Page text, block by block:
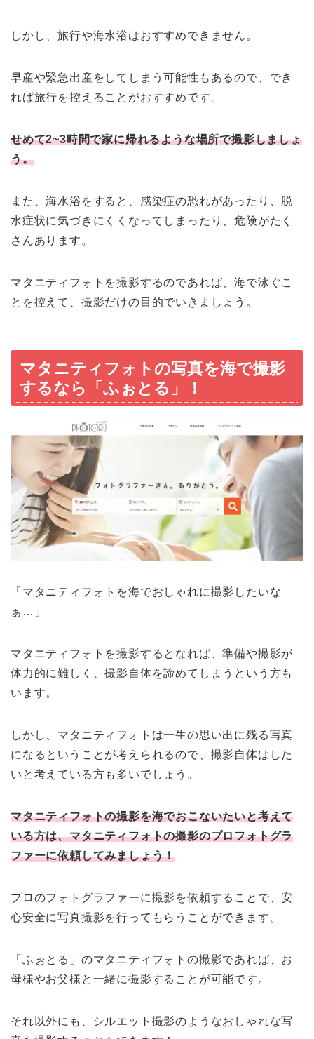
しかし、旅行や海水浴はおすすめできません。
早産や緊急出産をしてしまう可能性もあるので、でき
れば旅行を控えることがおすすめです。
せめて2~3時間で家に帰れるような場所で撮影しましょ
う。
また、海水浴をすると、感染症の恐れがあったり、脱
水症状に気づきにくくなってしまったり、危険がたく
さんあります。
マタニティフォトを撮影するのであれば、海で泳ぐこ
とを控えて、撮影だけの目的でいきましょう。
マタニティフォトの写真を海で撮影
するなら「ふぉとる」！
「マタニティフォトを海でおしゃれに撮影したいな
ぁ…」
マタニティフォトを撮影するとなれば、準備や撮影が
体力的に難しく、撮影自体を諦めてしまうという方も
います。
しかし、マタニティフォトは一生の思い出に残る写真
になるということが考えられるので、撮影自体はした
いと考えている方も多いでしょう。
マタニティフォトの撮影を海でおこないたいと考えて
いる方は、マタニティフォトの撮影のプロフォトグラ
ファーに依頼してみましょう！
プロのフォトグラファーに撮影を依頼することで、安
心安全に写真撮影を行ってもらうことができます。
「ふぉとる」のマタニティフォトの撮影であれば、お
母様やお父様と一緒に撮影することが可能です。
それ以外にも、シルエット撮影のようなおしゃれな写